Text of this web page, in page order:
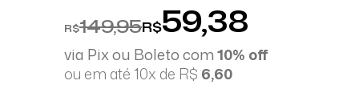
R$149,95R$59,38
via Pix ou Boleto com10% off
ou em até 10x de R$ 6,60